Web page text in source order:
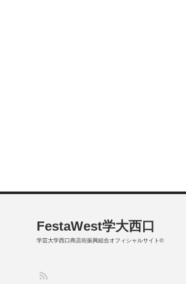
FestaWest学大西口
学芸大学西口商店街振興組合オフィシャルサイト©